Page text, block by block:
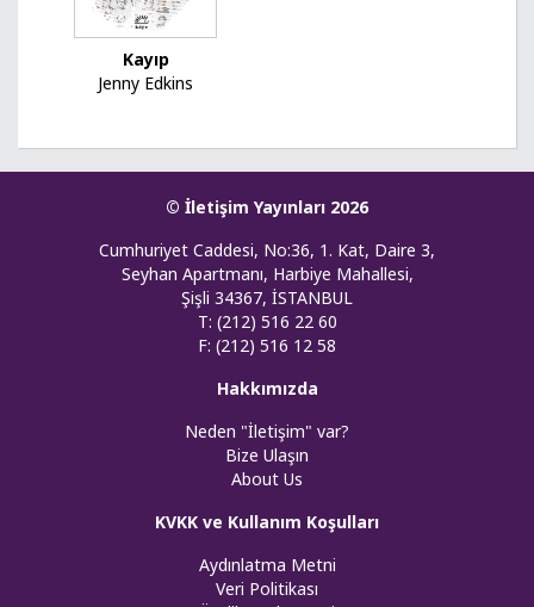
Kayıp
Jenny Edkins
© İletişim Yayınları 2026
Cumhuriyet Caddesi, No:36, 1. Kat, Daire 3,
Seyhan Apartmanı, Harbiye Mahallesi,
Şişli 34367, İSTANBUL
T: (212) 516 22 60
F: (212) 516 12 58
Hakkımızda
Neden "İletişim" var?
Bize Ulaşın
About Us
KVKK ve Kullanım Koşulları
Aydınlatma Metni
Veri Politikası